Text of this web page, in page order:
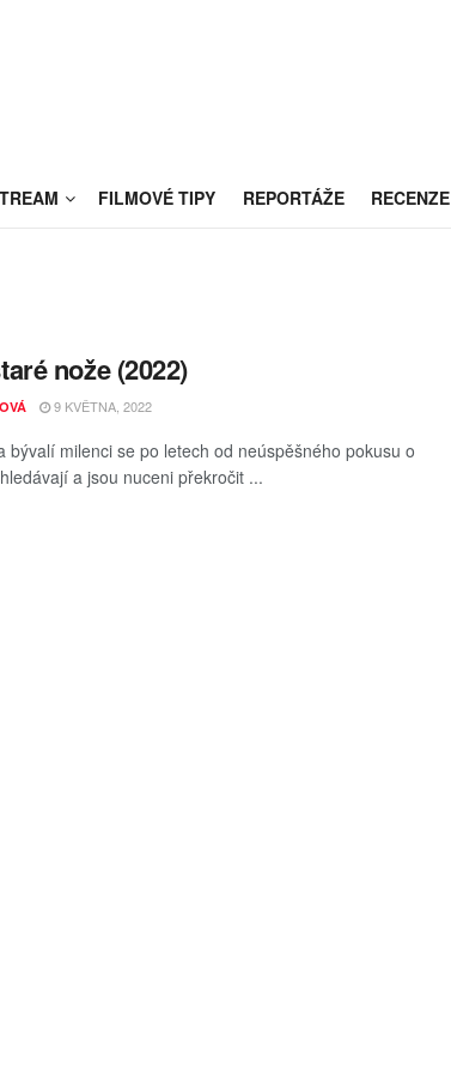
FILMOVÉ TIPY REPORTÁŽE RECENZE
nože (2022)
9 KVĚTNA, 2022
bývalí milenci se po letech od neúspěšného pokusu o
a jsou nuceni překročit ...